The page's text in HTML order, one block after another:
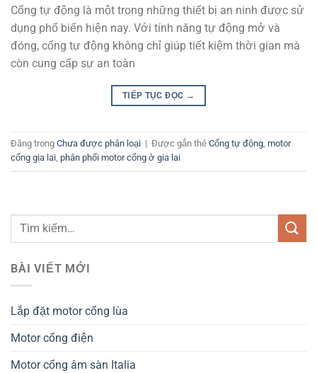
Cổng tự động là một trong những thiết bị an ninh được sử
dụng phổ biến hiện nay. Với tính năng tự động mở và
đóng, cổng tự động không chỉ giúp tiết kiệm thời gian mà
còn cung cấp sự an toàn
TIẾP TỤC ĐỌC →
Đăng trong Chưa được phân loại | Được gắn thẻ Cổng tự động motor
cổng gia lai phân phối motor cổng ở gia lai
BÀI VIẾT MỚI
Lắp đặt motor cổng lùa
Motor cổng điện
Motor cổng âm sàn Italia